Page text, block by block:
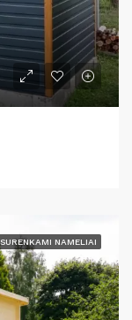
SURENKAMI NAMELIAI